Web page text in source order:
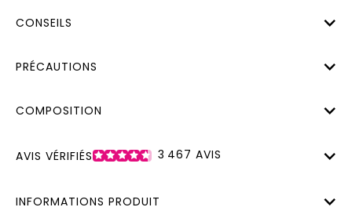
CONSEILS
PRÉCAUTIONS
COMPOSITION
AVIS VÉRIFIÉS 3 467 AVIS
INFORMATIONS PRODUIT